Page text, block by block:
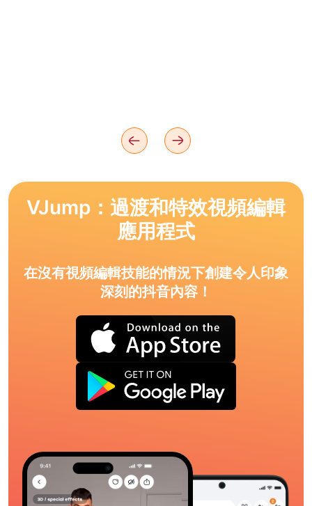
VJump：過渡和特效視頻編輯
應用程式
在沒有視頻編輯技能的情況下創建令人印象
深刻的抖音內容！